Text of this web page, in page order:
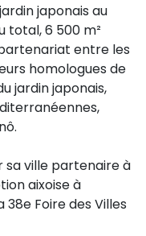
japonais au
total, 6 500 m²
entre les
homologues de
jardin japonais,
sa ville partenaire à
aixoise à
38e Foire des Villes